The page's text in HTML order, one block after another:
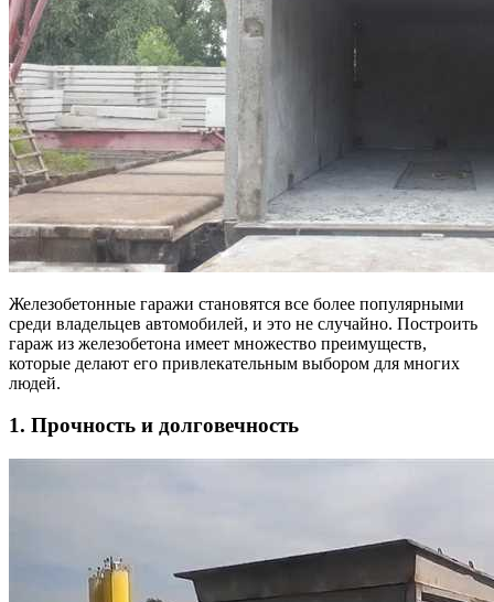
Железобетонные гаражи становятся все более популярными
среди владельцев автомобилей, и это не случайно. Построить
гараж из железобетона имеет множество преимуществ,
которые делают его привлекательным выбором для многих
людей.
1. Прочность и долговечность